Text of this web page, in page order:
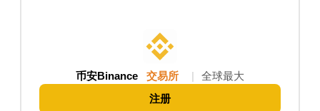
币安Binance 交易所 全球最大
注册